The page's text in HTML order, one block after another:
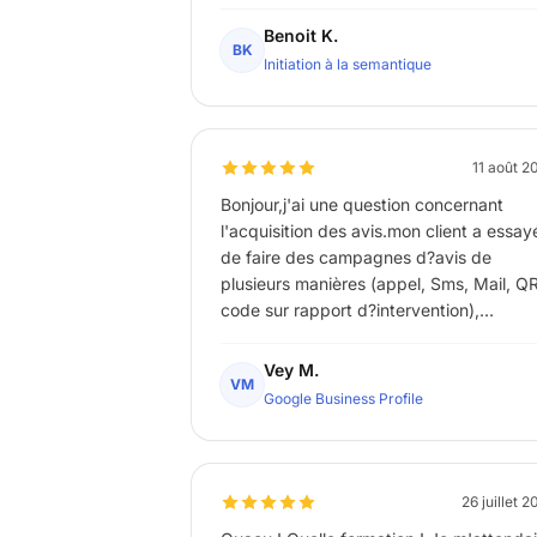
BK
Benoit K.
Initiation à la semantique
11 août
Bonjour,j'ai une question concernant
l'acquisition des avis.mon client a
de faire des campagnes d?avis de
plusieurs manières (appel, Sms, Mail,
code sur rapport d?intervention),
énormément de retour...auriez vous des
pistes?je vous remercie et bonne journée
VM
Vey M.
Google Business Profile
26 juillet